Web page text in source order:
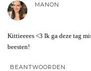
MANON
Kittieeees <3 Ik ga deze tag
beesten!
BEANTWOORDEN